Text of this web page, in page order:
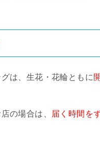
は、生花・花輪ともに
の場合は、 届く時間を